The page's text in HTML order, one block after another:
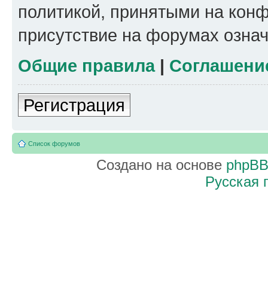
политикой, принятыми на
присутствие на форумах
Общие правила|
Регистрация
Список форумов
Создано на основе phpBB
Русская